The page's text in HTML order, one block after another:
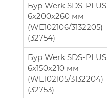
Бур Werk SDS-PLUS
6x200x260 мм
(WE102106/3132205)
(32754)
Бур Werk SDS-PLUS
6x150x210 мм
(WE102105/3132204)
(32753)